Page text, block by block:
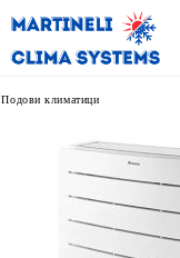
Подови климатици